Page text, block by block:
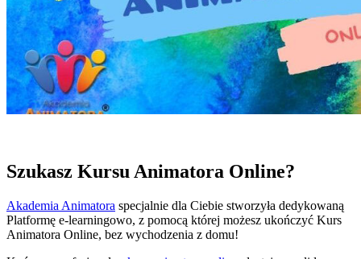
Szukasz Kursu Animatora Online?
Akademia Animatora specjalnie dla Ciebie stworzyła dedykowaną
Platformę e-learningowo, z pomocą której możesz ukończyć Kurs
Animatora Online, bez wychodzenia z domu!